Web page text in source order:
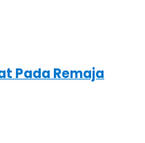
Pada Remaja